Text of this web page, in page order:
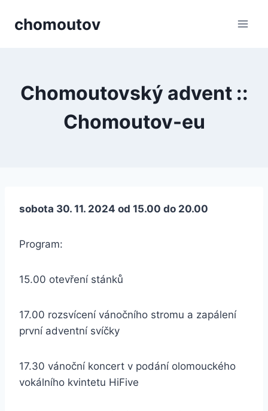
chomoutov
Chomoutovský advent ::
Chomoutov-eu
sobota 30. 11. 2024 od 15.00 do 20.00
Program:
15.00 otevření stánků
17.00 rozsvícení vánočního stromu a zapálení
první adventní svíčky
17.30 vánoční koncert v podání olomouckého
vokálního kvintetu HiFive